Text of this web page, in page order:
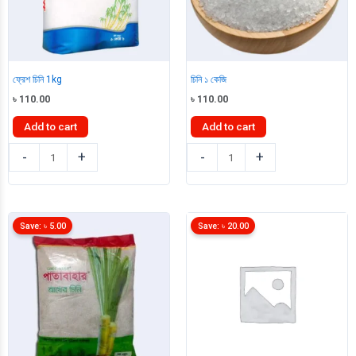
ফ্রেশ চিনি 1kg
৳ 110.00
Add to cart
-
চিনি
1kg
+
চিনি ১ কেজি
৳ 110.00
Add to cart
-
১
কেজি
+
Save: ৳ 5.00 Save: ৳ 20.00